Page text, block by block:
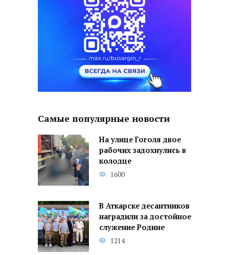
Самые популярные новости
На улице Гоголя двое
рабочих задохнулись в
колодце
1600
В Аткарске десантников
наградили за достойное
служение Родине
1214